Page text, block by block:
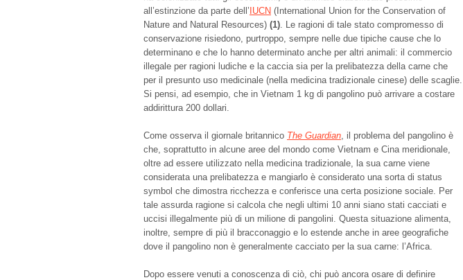
all’estinzione da parte dell’ IUCN (International Union for the Conservation of
Nature and Natural Resources) (1). Le ragioni di tale stato compromesso di
conservazione risiedono, purtroppo, sempre nelle due tipiche cause che lo
determinano e che lo hanno determinato anche per altri animali: il commercio
illegale per ragioni ludiche e la caccia sia per la prelibatezza della carne che
per il presunto uso medicinale (nella medicina tradizionale cinese) delle scaglie.
Si pensi, ad esempio, che in Vietnam 1 kg di pangolino può arrivare a costare
addirittura 200 dollari.
Come osserva il giornale britannico The Guardian, il problema del pangolino è
che, soprattutto in alcune aree del mondo come Vietnam e Cina meridionale,
oltre ad essere utilizzato nella medicina tradizionale, la sua carne viene
considerata una prelibatezza e mangiarlo è considerato una sorta di status
symbol che dimostra ricchezza e conferisce una certa posizione sociale. Per
tale assurda ragione si calcola che negli ultimi 10 anni siano stati cacciati e
uccisi illegalmente più di un milione di pangolini. Questa situazione alimenta,
inoltre, sempre di più il bracconaggio e lo estende anche in aree geografiche
dove il pangolino non è generalmente cacciato per la sua carne: l’Africa.
Dopo essere venuti a conoscenza di ciò, chi può ancora osare di definire